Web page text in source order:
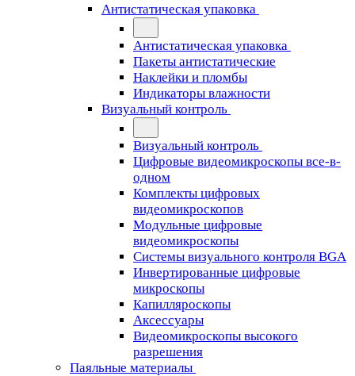
Антистатическая упаковка
Антистатическая упаковка
Пакеты антистатические
Наклейки и пломбы
Индикаторы влажности
Визуальный контроль
Визуальный контроль
Цифровые видеомикроскопы все-в-
одном
Комплекты цифровых
видеомикроскопов
Модульные цифровые
видеомикроскопы
Cистемы визуального контроля BGA
Инвертированные цифровые
микроскопы
Капилляроскопы
Аксессуары
Видеомикроскопы высокого
разрешения
Паяльные материалы